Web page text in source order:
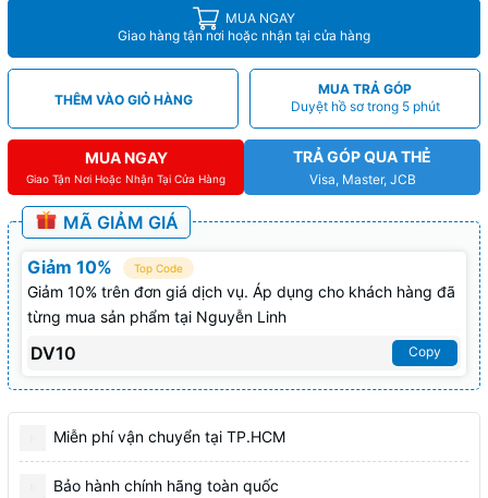
MUA NGAY
Giao hàng tận nơi hoặc nhận tại cửa hàng
THÊM VÀO GIỎ HÀNG
MUA TRẢ GÓP
Duyệt hồ sơ trong 5 phút
MUA NGAY
Giao Tận Nơi Hoặc Nhận Tại Cửa Hàng
TRẢ GÓP QUA THẺ
Visa, Master, JCB
MÃ GIẢM GIÁ
Giảm 10% Top Code
Giảm 10% trên đơn giá dịch vụ. Áp dụng cho khách hàng đã
từng mua sản phẩm tại Nguyễn Linh
DV10 Copy
Miễn phí vận chuyển tại TP.HCM
Bảo hành chính hãng toàn quốc